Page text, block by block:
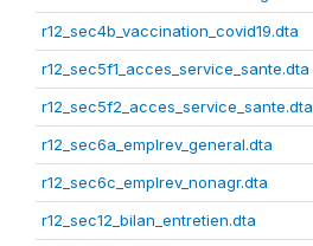
r12_sec4b_vaccination_covid19.dta
r12_sec5f1_acces_service_sante.dta
r12_sec5f2_acces_service_sante.dta
r12_sec6a_emplrev_general.dta
r12_sec6c_emplrev_nonagr.dta
r12_sec12_bilan_entretien.dta